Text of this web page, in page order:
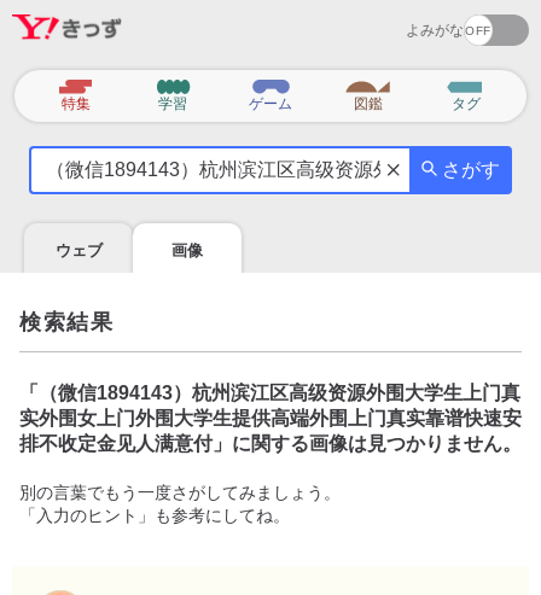
よみがな
カ
テ
特集 学習 ゲーム 図鑑 タグ
気
を
調
べ
よ
う
さがす
ウェブ 画像
検索結果
「
（微信1894143）杭州滨江区高级资源外围大学生上门真
实外围女上门外围大学生提供高端外围上门真实靠谱快速安
排不收定金见人满意付」に関する画像は見つかりません。
別の言葉でもう一度さがしてみましょう。
「入力のヒント」も参考にしてね。